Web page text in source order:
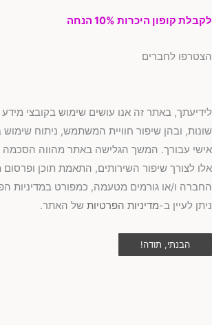
קופון היכרות 10% הנחה
לחברים
ובהן שיפור חוויית המשתמש, ניתוח
עבורך. המשך הגלישה באתר מהווה הסכמה
לצורך שיפור השירותים, התאמת תוכן ופרסום
ו/או גורמים מטעמה, כמפורט במדיניות
לעיין ב-מדיניות הפרטיותשל האתר.
הבנתי, תודה!